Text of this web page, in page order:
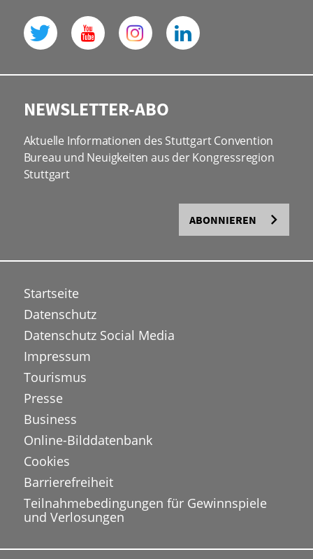
NEWSLETTER-ABO
Aktuelle Informationen des Stuttgart Convention
Bureau und Neuigkeiten aus der Kongressregion
Stuttgart
ABONNIEREN
Startseite
Datenschutz
Datenschutz Social Media
Impressum
Tourismus
Presse
Business
Online-Bilddatenbank
Cookies
Barrierefreiheit
Teilnahmebedingungen für Gewinnspiele
und Verlosungen